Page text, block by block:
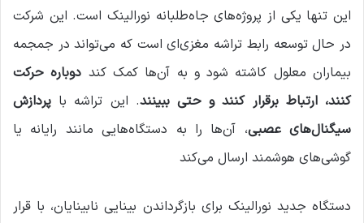
این تنها یکی از پروژه‌های جاه‌طلبانه نورالینک است. این شرکت
در حال توسعه رابط تراشه مغزی‌ای است که می‌تواند در جمجمه
بیماران معلول کاشته شود و به آن‌ها کمک کند دوباره حرکت
کنند، ارتباط برقرار کنند و حتی ببینند. این تراشه با پردازش
سیگنال‌های عصبی، آن‌ها را به دستگاه‌هایی مانند رایانه یا
گوشی‌های هوشمند ارسال می‌کند
دستگاه جدید نورالینک برای بازگرداندن بینایی نابینایان، با قرار